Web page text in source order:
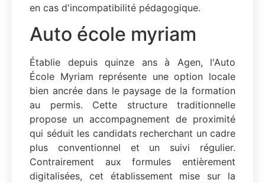
en cas d'incompatibilité pédagogique.
Auto école myriam
Établie depuis quinze ans à Agen, l'Auto
École Myriam représente une option locale
bien ancrée dans le paysage de la formation
au permis. Cette structure traditionnelle
propose un accompagnement de proximité
qui séduit les candidats recherchant un cadre
plus conventionnel et un suivi régulier.
Contrairement aux formules entièrement
digitalisées, cet établissement mise sur la